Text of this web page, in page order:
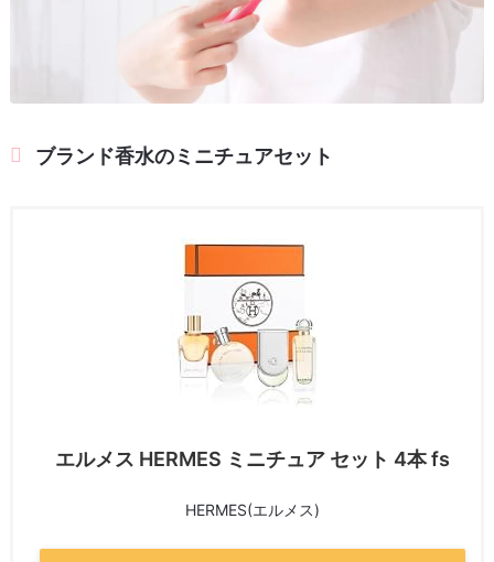
ブランド香水のミニチュアセット
エルメス HERMES ミニチュア セット 4本 fs
HERMES(エルメス)